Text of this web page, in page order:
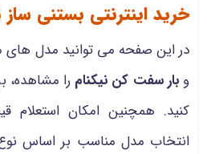
خرید اینترنتی بستنی ساز
در این صفحه می‌ توانید مدل‌
وبار سفت کن نیکنام را مشاهده،
کنید. همچنین امکان استعلام
انتخاب مدل مناسب بر اساس